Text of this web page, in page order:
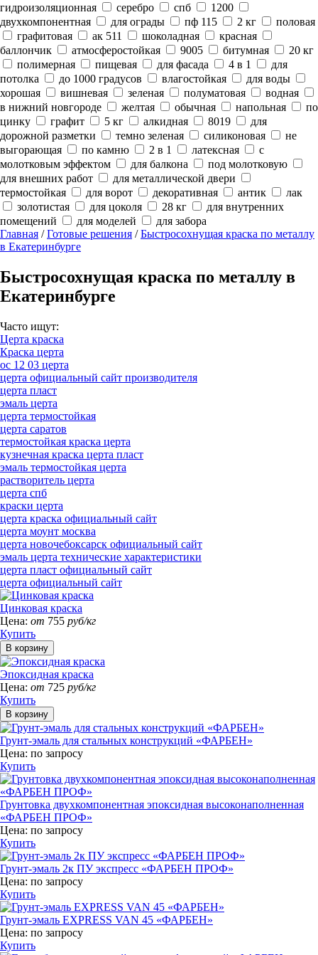
гидроизоляционная
серебро спб
1200
двухкомпонентная
для ограды пф 115 2 кг
половая
графитовая
ак 511 шоколадная
красная
баллончик
атмосферостойкая 9005 битумная
20 кг
полимерная
пищевая для фасада 4 в 1
для
потолка
до 1000 градусов влагостойкая
для воды
хорошая
вишневая зеленая полуматовая
водная
в нижний новгороде
желтая обычная напольная
по
цинку
графит 5 кг алкидная 8019
для
дорожной разметки
темно зеленая силиконовая
не
выгорающая
по камню 2 в 1 латексная
с
молотковым эффектом
для балкона
под молотковую
для внешних работ
для металлической двери
термостойкая
для ворот декоративная антик
лак
золотистая
для цоколя 28 кг
для внутренних
помещений
для моделей
для забора
Главная /Готовые решения /Быстросохнущая краска по металлу
в Екатеринбурге
Быстросохнущая краска по металлу в
Екатеринбурге
Часто ищут:
Церта краска
Краска церта
ос 12 03 церта
церта официальный сайт производителя
церта пласт
эмаль церта
церта термостойкая
церта саратов
термостойкая краска церта
кузнечная краска церта пласт
эмаль термостойкая церта
растворитель церта
церта спб
краски церта
церта краска официальный сайт
церта моунт москва
церта новочебоксарск официальный сайт
эмаль церта технические характеристики
церта пласт официальный сайт
церта официальный сайт
Цинковая краска
Цена: от 755 руб/кг
Купить
Эпоксидная краска
Цена: от 725 руб/кг
Купить
Грунт-эмаль для стальных конструкций «ФАРБЕН»
Цена: по запросу
Купить
Грунтовка двухкомпонентная эпоксидная высоконаполненная
«ФАРБЕН ПРОФ»
Цена: по запросу
Купить
Грунт-эмаль 2к ПУ экспресс «ФАРБЕН ПРОФ»
Цена: по запросу
Купить
Грунт-эмаль EXPRESS VAN 45 «ФАРБЕН»
Цена: по запросу
Купить